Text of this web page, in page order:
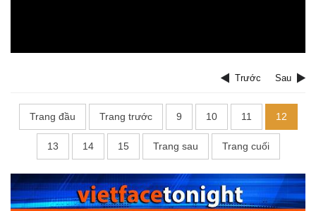
Trước Sau
Trang đầu Trang trước 9 10 11 12
13 14 15 Trang sau Trang cuối